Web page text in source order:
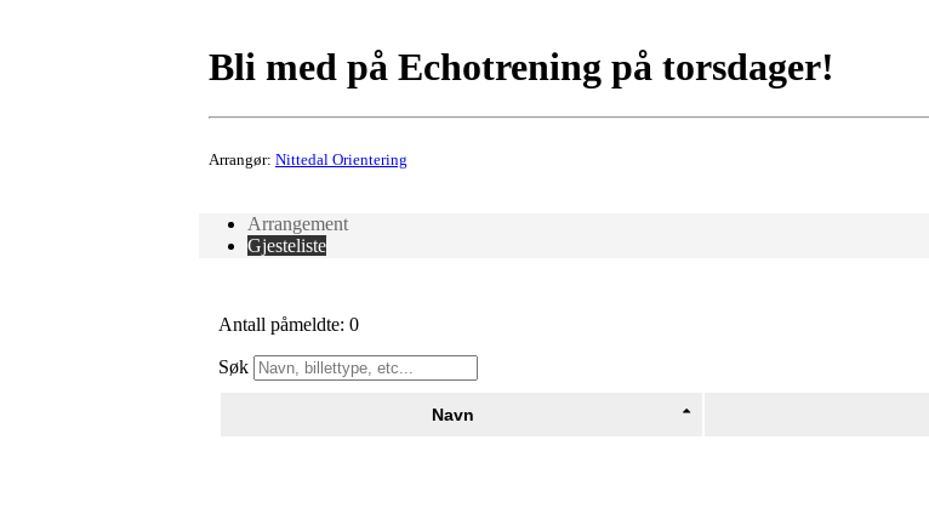
Bli med på Echotrening på torsdager!
Arrangør: Nittedal Orientering
Arrangement
Gjesteliste
Antall påmeldte: 0
Søk
Navn